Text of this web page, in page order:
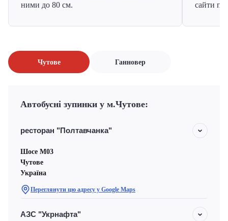
ними до 80 см.
сайти
Чутове Ганновер
Автобусні зупинки у м.Чутове:
ресторан "Полтавчанка"
Шосе M03
Чутове
Україна
Переглянути цю адресу у Google Maps
АЗС "Укрнафта"